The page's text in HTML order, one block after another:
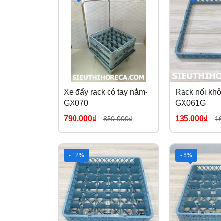
Xe đẩy rack có tay nắm-
GX070
790.000₫
850.000₫
Rack nối
GX061G
135.000₫
- 12% - 6%